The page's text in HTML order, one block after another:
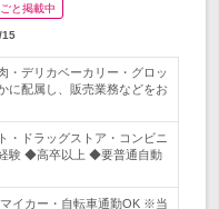
と掲載中
15
・デリカベーカリー・グロッ
に配属し、販売業務などをお
・ドラッグストア・コンビニ
験 ◆高卒以上 ◆要普通自動
イカー・自転車通勤OK ※当